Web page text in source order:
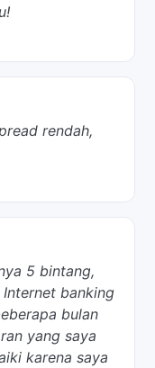
rendah,
5 bintang,
banking
bulan
yang saya
karena saya